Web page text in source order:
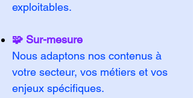
exploitables.
🧩 Sur-mesure
Nous adaptons nos contenus à
votre secteur, vos métiers et vos
enjeux spécifiques.